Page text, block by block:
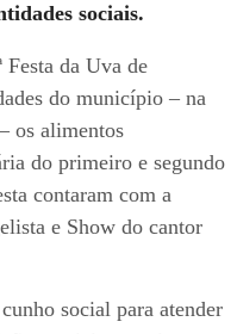
sociais.
Festa da Uva de
do município – na
os alimentos
do primeiro e segundo
contaram com a
e Show do cantor
social para atender